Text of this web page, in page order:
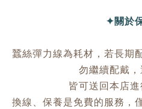
✦關於
蠶絲彈力線為耗材，若長期
勿繼續配戴，
皆可送回本店進
換線、保養是免費的服務，